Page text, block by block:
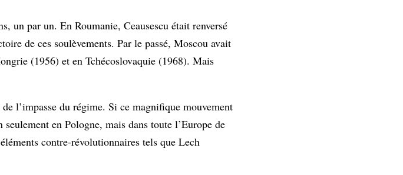
un par un. En Roumanie, Ceausescu était renversé
de ces soulèvements. Par le passé, Moscou avait
(1956) et en Tchécoslovaquie (1968). Mais
l’impasse du régime. Si ce magnifique mouvement
en Pologne, mais dans toute l’Europe de
contre-révolutionnaires tels que Lech